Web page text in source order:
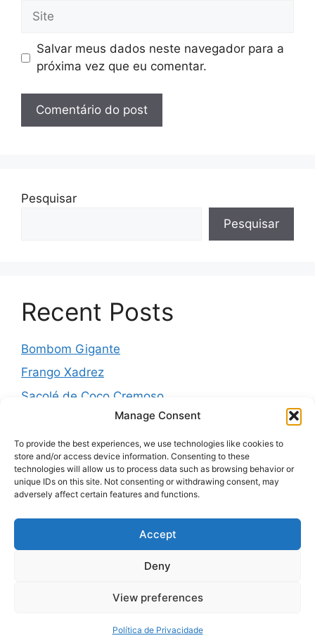
Manage Consent
To provide the best experiences, we use technologies like cookies to
store and/or access device information. Consenting to these
technologies will allow us to process data such as browsing behavior or
unique IDs on this site. Not consenting or withdrawing consent, may
adversely affect certain features and functions.
Accept
Deny
View preferences
Política de Privacidade
Site
Salvar meus dados neste navegador para a
próxima vez que eu comentar.
Pesquisar
Pesquisar
Recent Posts
Bombom Gigante
Frango Xadrez
Sacolé de Coco Cremoso
Torta de cebola molhadinha
Pernil Assado com Laranja, Alho e Ervas
Recent Comments
Nenhum comentário para mostrar.
© 2026 Receitas Eco • Built with